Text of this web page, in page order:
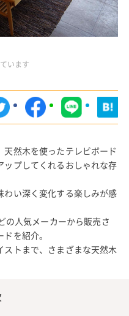
います
然木を使ったテレビボード
ップしてくれるおしゃれな存
い深く変化する楽しみが感
の人気メーカーから販売さ
を紹介。
トまで、さまざまな天然木